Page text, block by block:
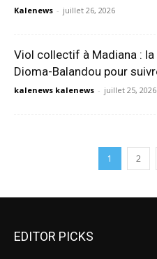
Kalenews - juillet 26, 2026
Viol collectif à Madiana :
Dioma-Balandou pour
kalenews kalenews - juillet 25, 2026
1 2
EDITOR PICKS